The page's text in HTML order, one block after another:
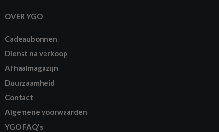
OVER YGO
Cadeaubonnen
Dienst na verkoop
Afhaalmagazijn
Duurzaamheid
Contact
Algemene voorwaarden
YGO FAQ's